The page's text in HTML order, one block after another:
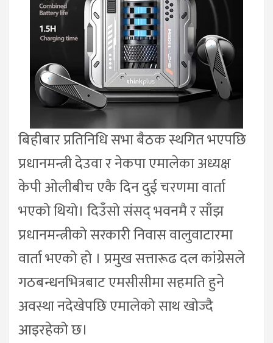
बिहीबार प्रतिनिधि सभा बैठक स्थगित भएपछि
प्रधानमन्त्री देउवा र नेकपा एमालेका अध्यक्ष
केपी ओलीबीच एकै दिन दुई चरणमा वार्ता
भएको थियो। दिउँसो संसद् भवनमै र साँझ
प्रधानमन्त्रीको सरकारी निवास वालुवाटारमा
वार्ता भएको हो । प्रमुख सत्तारूढ दल कांग्रेसले
गठबन्धनभित्रबाट एमसीसीमा सहमति हुने
अवस्था नदेखेपछि एमालेको साथ खोज्दै
आइरहेको छ।